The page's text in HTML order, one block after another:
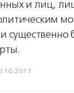
и лиц,